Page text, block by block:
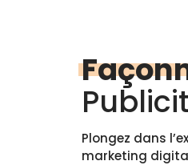
Plongez dans
marketing